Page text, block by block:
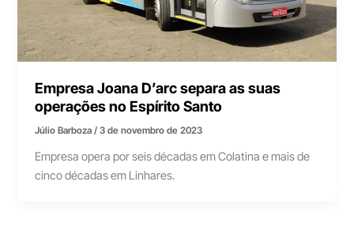
Empresa Joana D’arc separa as suas
operações no Espírito Santo
Júlio Barboza/3 de novembro de 2023
Empresa opera por seis décadas em Colatina e mais de
cinco décadas em Linhares.